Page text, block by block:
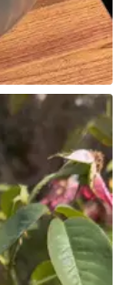
“درجات
التحمل وتسارع
مشكلات بطرق
تأثير على
تؤدي
الركض